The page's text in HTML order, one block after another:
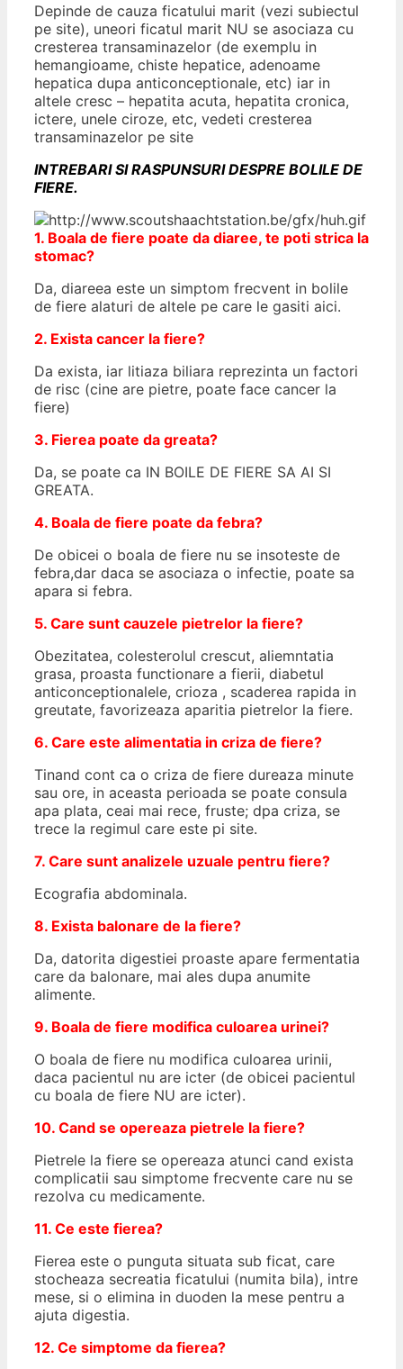
Depinde de cauza ficatului marit (vezi subiectul
pe site), uneori ficatul marit NU se asociaza cu
cresterea transaminazelor (de exemplu in
hemangioame, chiste hepatice, adenoame
hepatica dupa anticonceptionale, etc) iar in
altele cresc – hepatita acuta, hepatita cronica,
ictere, unele ciroze, etc, vedeti cresterea
transaminazelor pe site
INTREBARI SI RASPUNSURI DESPRE BOLILE DE
FIERE.
1. Boala de fiere poate da diaree, te poti strica la
stomac?
Da, diareea este un simptom frecvent in bolile
de fiere alaturi de altele pe care le gasiti aici.
2. Exista cancer la fiere?
Da exista, iar litiaza biliara reprezinta un factori
de risc (cine are pietre, poate face cancer la
fiere)
3. Fierea poate da greata?
Da, se poate ca IN BOILE DE FIERE SA AI SI
GREATA.
4. Boala de fiere poate da febra?
De obicei o boala de fiere nu se insoteste de
febra,dar daca se asociaza o infectie, poate sa
apara si febra.
5. Care sunt cauzele pietrelor la fiere?
Obezitatea, colesterolul crescut, aliemntatia
grasa, proasta functionare a fierii, diabetul
anticonceptionalele, crioza , scaderea rapida in
greutate, favorizeaza aparitia pietrelor la fiere.
6. Care este alimentatia in criza de fiere?
Tinand cont ca o criza de fiere dureaza minute
sau ore, in aceasta perioada se poate consula
apa plata, ceai mai rece, fruste; dpa criza, se
trece la regimul care este pi site.
7. Care sunt analizele uzuale pentru fiere?
Ecografia abdominala.
8. Exista balonare de la fiere?
Da, datorita digestiei proaste apare fermentatia
care da balonare, mai ales dupa anumite
alimente.
9. Boala de fiere modifica culoarea urinei?
O boala de fiere nu modifica culoarea urinii,
daca pacientul nu are icter (de obicei pacientul
cu boala de fiere NU are icter).
10. Cand se opereaza pietrele la fiere?
Pietrele la fiere se opereaza atunci cand exista
complicatii sau simptome frecvente care nu se
rezolva cu medicamente.
11. Ce este fierea?
Fierea este o punguta situata sub ficat, care
stocheaza secreatia ficatului (numita bila), intre
mese, si o elimina in duoden la mese pentru a
ajuta digestia.
12. Ce simptome da fierea?